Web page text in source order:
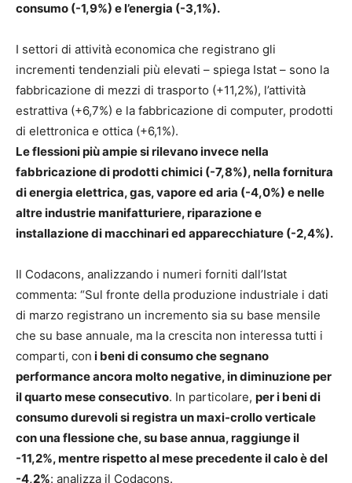
consumo (-1,9%) e l’energia (-3,1%).
I settori di attività economica che registrano gli
incrementi tendenziali più elevati – spiega Istat – sono la
fabbricazione di mezzi di trasporto (+11,2%), l’attività
estrattiva (+6,7%) e la fabbricazione di computer, prodotti
di elettronica e ottica (+6,1%).
Le flessioni più ampie si rilevano invece nella
fabbricazione di prodotti chimici (-7,8%), nella fornitura
di energia elettrica, gas, vapore ed aria (-4,0%) e nelle
altre industrie manifatturiere, riparazione e
installazione di macchinari ed apparecchiature (-2,4%).
Il Codacons, analizzando i numeri forniti dall’Istat
commenta: “Sul fronte della produzione industriale i dati
di marzo registrano un incremento sia su base mensile
che su base annuale, ma la crescita non interessa tutti i
comparti, con i beni di consumo che segnano
performance ancora molto negative, in diminuzione per
il quarto mese consecutivo. In particolare, per i beni di
consumo durevoli si registra un maxi-crollo verticale
con una flessione che, su base annua, raggiunge il
-11,2%, mentre rispetto al mese precedente il calo è del
-4,2%: analizza il Codacons.